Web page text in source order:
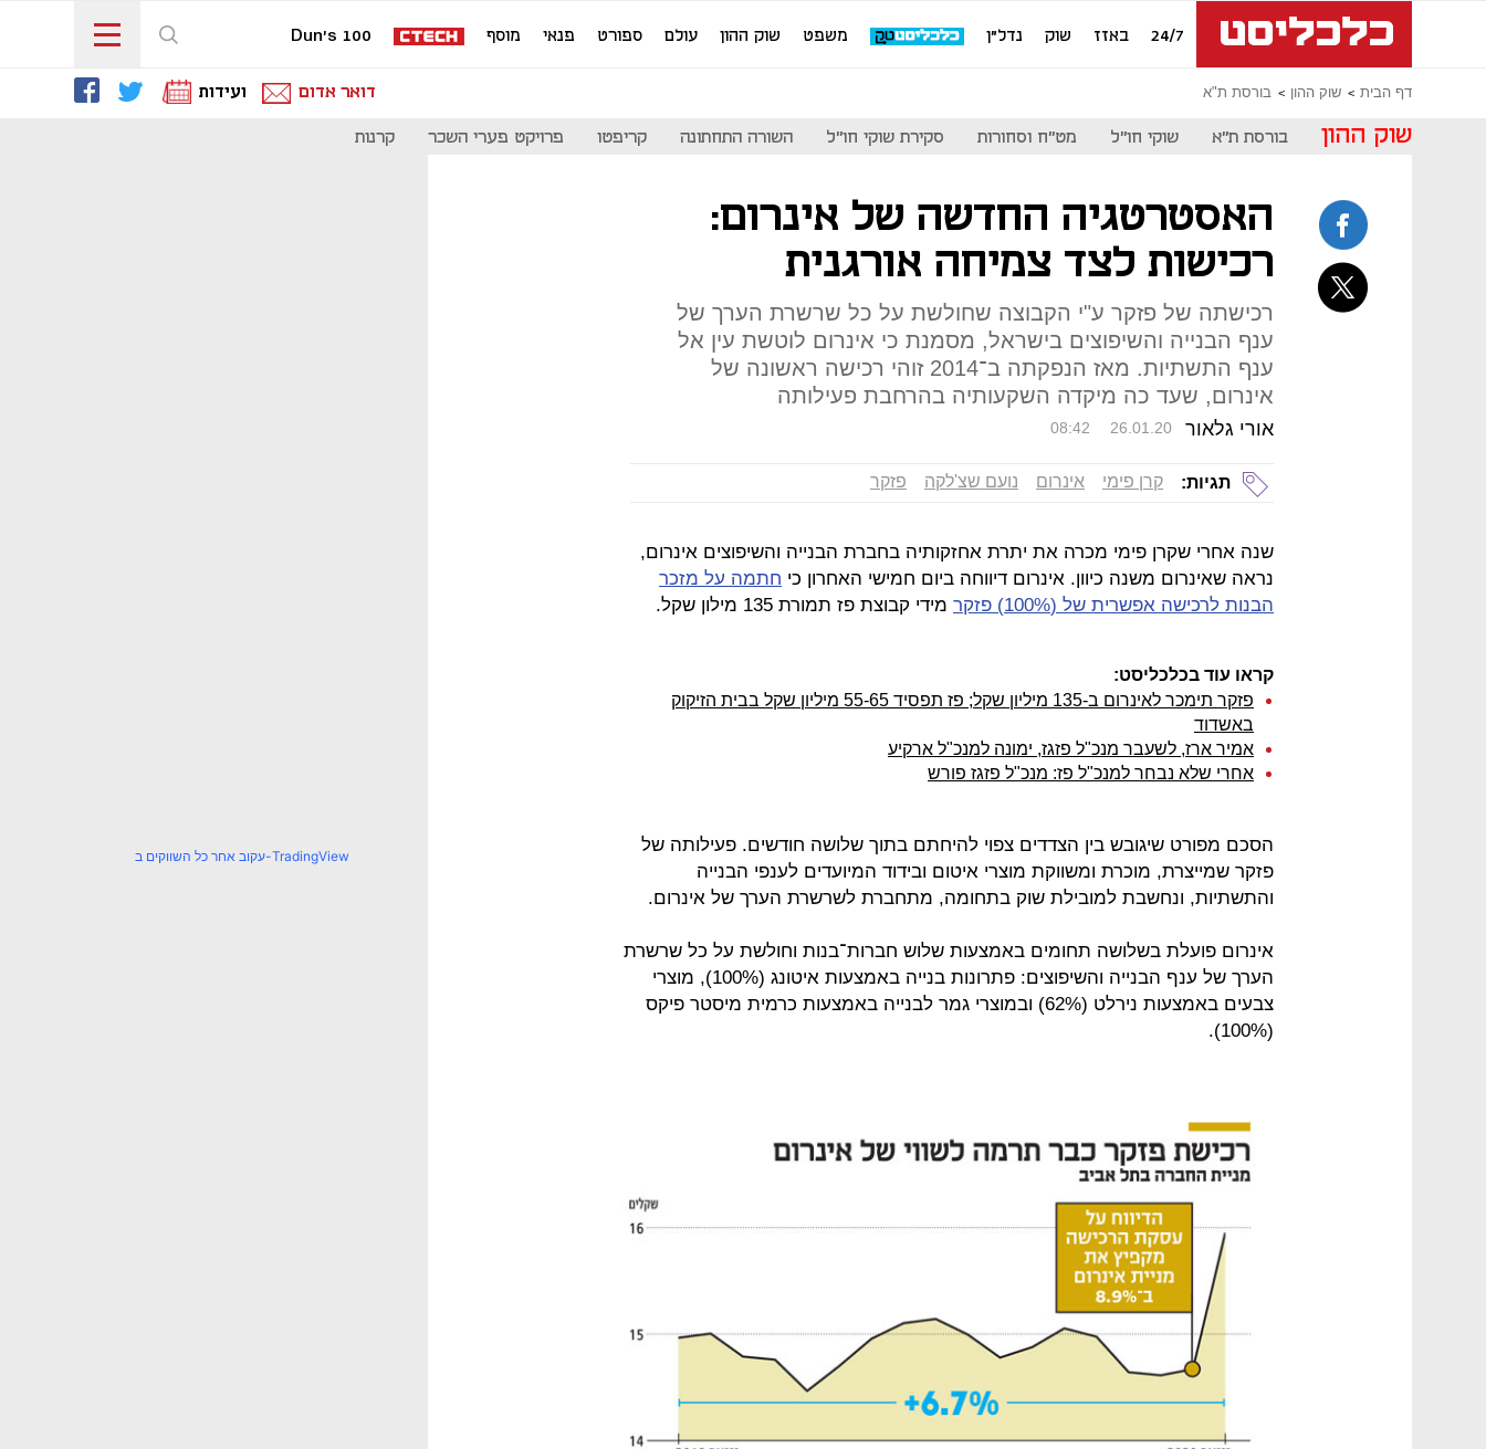
24/7 באזז שוק נדל"ן משפט שוק ההון עולם ספורט פנאי מוסף Dun's 100
דף הבית שוק ההון בורסת ת"א דואר אדום ועידות
שוק ההון בורסת ת"א שוקי חו"ל מט"ח וסחורות סקירת שוקי חו"ל השורה התחתונה קריפטו פרויקט פערי השכר קרנות
האסטרטגיה החדשה של אינרום:
רכישות לצד צמיחה אורגנית
רכישתה של פזקר ע"י הקבוצה שחולשת על כל שרשרת הערך של
ענף הבנייה והשיפוצים בישראל, מסמנת כי אינרום לוטשת עין אל
ענף התשתיות. מאז הנפקתה ב־2014 זוהי רכישה ראשונה של
אינרום, שעד כה מיקדה השקעותיה בהרחבת פעילותה
אורי גלאור 08:42 26.01.20
תגיות: קרן פימי אינרום נועם שצ'לקה פזקר
שנה אחרי שקרן פימי מכרה את יתרת אחזקותיה בחברת הבנייה והשיפוצים אינרום,
נראה שאינרום משנה כיוון. אינרום דיווחה ביום חמישי האחרון כי חתמה על מזכר
הבנות לרכישה אפשרית של (100%) פזקר
מידי קבוצת פז תמורת 135 מילון שקל.
קראו עוד בכלכליסט:
פזקר תימכר לאינרום ב-135 מיליון שקל; פז תפסיד 55-65 מיליון שקל בבית הזיקוק
באשדוד
אמיר ארז, לשעבר מנכ"ל פזגז, ימונה למנכ"ל ארקיע
אחרי שלא נבחר למנכ"ל פז: מנכ"ל פזגז פורש
הסכם מפורט שיגובש בין הצדדים צפוי להיחתם בתוך שלושה חודשים. פעילותה של
פזקר שמייצרת, מוכרת ומשווקת מוצרי איטום ובידוד המיועדים לענפי הבנייה
והתשתיות, ונחשבת למובילת שוק בתחומה, מתחברת לשרשרת הערך של אינרום.
אינרום פועלת בשלושה תחומים באמצעות שלוש חברות־בנות וחולשת על כל שרשרת
הערך של ענף הבנייה והשיפוצים: פתרונות בנייה באמצעות איטונג (100%), מוצרי
צבעים באמצעות נירלט (62%) ובמוצרי גמר לבנייה באמצעות כרמית מיסטר פיקס
(100%).
עקוב אחר כל השווקים ב-TradingView